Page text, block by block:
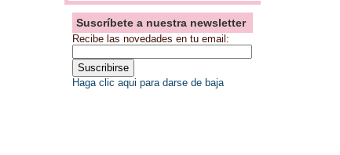
Suscríbete a nuestra newsletter
Recibe las novedades en tu email:
Haga clic aqui para darse de baja